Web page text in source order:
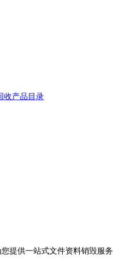
收产品目录
提供一站式文件资料销毁服务